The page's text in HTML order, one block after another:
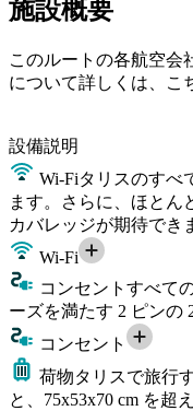
施設概要
このルートの各航空会
について詳しくは、こ
設備説明
Wi-Fiタリスのすべ
ます。さらに、ほとん
カバレッジが期待でき
Wi-Fi
コンセント すべて
ーズを満たす 2 ピンの
コンセント
荷物タリスで旅行
と、75x53x70 cm を超